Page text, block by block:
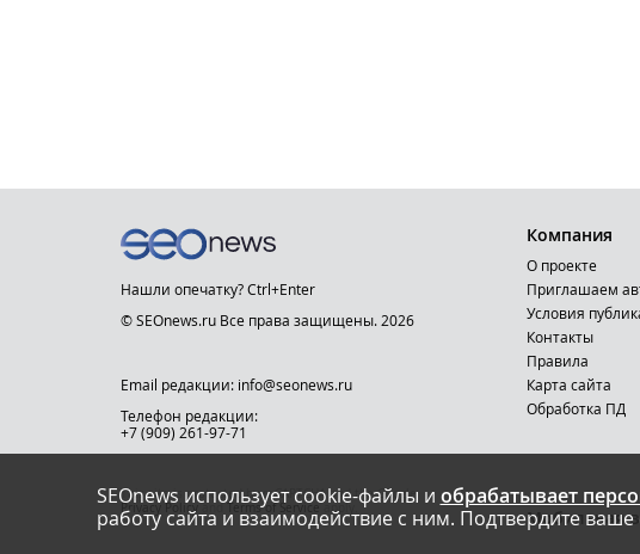
SEOnews использует cookie-файлы и обрабатывает
работу сайта и взаимодействие с ним. Подтвердите
Нашли опечатку? Ctrl+Enter
© SEOnews.ru Все права защищены. 2026
Email редакции: info@seonews.ru
Телефон редакции:
+7 (909) 261-97-71
This site is protected by reCAPTCHA and the Google
Privacy Policyand Terms of Serviceapply.
Компания
О проекте
Приглашаем
Условия
Контакты
Правила
Карта сайта
Обработка ПД
Мобильная